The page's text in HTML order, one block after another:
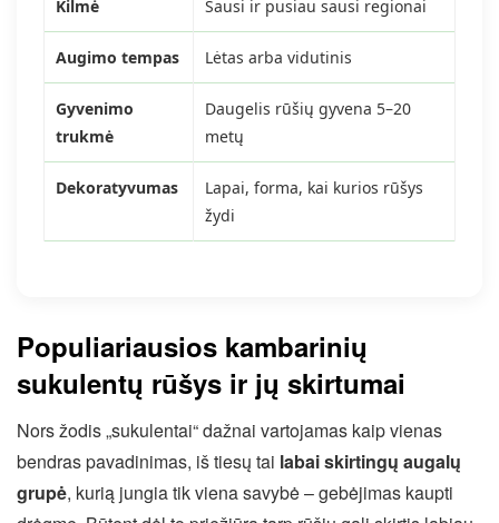
Kilmė Sausi ir pusiau sausi regionai
Augimo tempas Lėtas arba vidutinis
Gyvenimo
trukmė
Daugelis rūšių gyvena 5–20
metų
Dekoratyvumas
Lapai, forma, kai kurios rūšys
žydi
Populiariausios kambarinių
sukulentų rūšys ir jų skirtumai
Nors žodis „sukulentai“ dažnai vartojamas kaip vienas
bendras pavadinimas, iš tiesų tai labai skirtingų augalų
grupė, kurią jungia tik viena savybė – gebėjimas kaupti